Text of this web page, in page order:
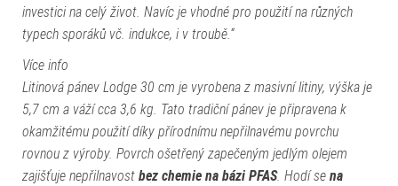
investici na celý život. Navíc je vhodné pro použití na různých
typech sporáků vč. indukce, i v troubě.“
Více info
Litinová pánev Lodge 30 cm je vyrobena z masivní litiny, výška je
5,7 cm a váží cca 3,6 kg. Tato tradiční pánev je připravena k
okamžitému použití díky přírodnímu nepřilnavému povrchu
rovnou z výroby. Povrch ošetřený zapečeným jedlým olejem
zajišťuje nepřilnavost bez chemie na bázi PFAS. Hodí se na